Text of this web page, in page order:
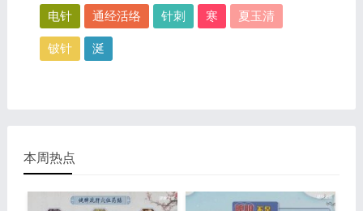
电针 通经活络 针刺 寒 夏玉清
铍针 涎
本周热点